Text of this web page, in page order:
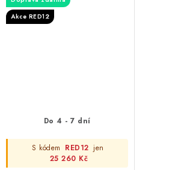
Akce RED12
Do 4 - 7 dní
S kódem RED12 jen
25 260 Kč